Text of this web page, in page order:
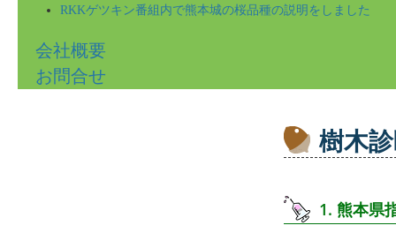
RKKゲツキン番組内で熊本城の桜品種の説明をしました
会社概要
お問合せ
樹木
1. 熊本県